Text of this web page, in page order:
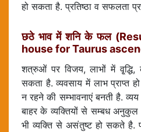
हो सकता है. प्रतिष्ठा व सफलता
छठे भाव में शनि के फल
house for Taurus
शत्रुओं पर विजय, लाभों में वृ्द्धि,
सकता है. व्यवसाय में लाभ प्राप्त
न रहने की सम्भावनाएं बनती है.
बाहर के व्यक्तियों से सम्बध
भी व्यक्ति से असंतुष्ट हो सकते है.